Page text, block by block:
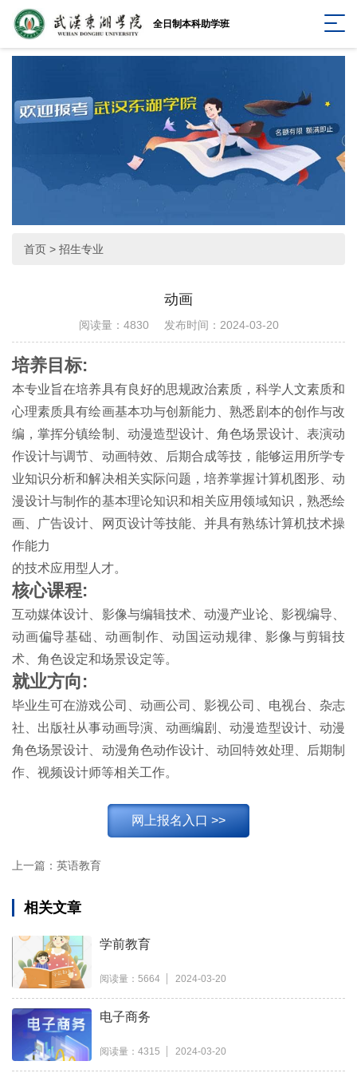
全日制本科助学班
首页 > 招生专业
动画
阅读量：4830 发布时间：2024-03-20
培养目标:
本专业旨在培养具有良好的思规政治素质，科学人文素质和
心理素质具有绘画基本功与创新能力、熟悉剧本的创作与改
编，掌挥分镇绘制、动漫造型设计、角色场景设计、表演动
作设计与调节、动画特效、后期合成等技，能够运用所学专
业知识分析和解决相关实际问题，培养掌握计算机图形、动
漫设计与制作的基本理论知识和相关应用领域知识，熟悉绘
画、广告设计、网页设计等技能、并具有熟练计算机技术操
作能力
的技术应用型人才。
核心课程:
互动媒体设计、影像与编辑技术、动漫产业论、影视编导、
动画偏导基础、动画制作、动国运动规律、影像与剪辑技
术、角色设定和场景设定等。
就业方向:
毕业生可在游戏公司、动画公司、影视公司、电视台、杂志
社、出版社从事动画导演、动画编剧、动漫造型设计、动漫
角色场景设计、动漫角色动作设计、动回特效处理、后期制
作、视频设计师等相关工作。
网上报名入口 >>
上一篇： 英语教育
相关文章
学前教育
阅读量：5664 2024-03-20
电子商务
阅读量：4315 2024-03-20